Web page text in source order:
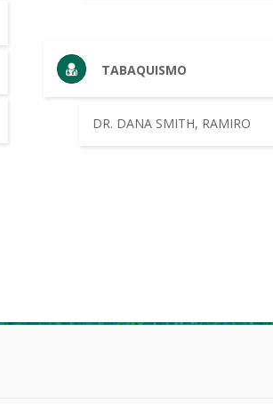
TABAQUISMO
DR. DANA SMITH, RAMIRO